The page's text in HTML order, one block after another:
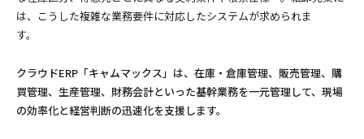
は、こうした複雑な業務要件に対応したシステムが求められま
す
クラウドERP「キャムマックス」は、在庫・倉庫管理、販売管理、購
買管理、生産管理、財務会計といった基幹業務を一元管理して、現場
の効率化と経営判断の迅速化を支援します。